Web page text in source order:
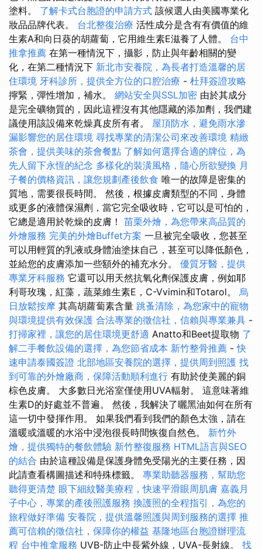
塗料。 了解卡式台胞證的申請方式 該候選人由美國專業化
妝品品牌代表。 台北整復治療 活性成分是含有有價值的維
生素A和向日葵的胡蘿蔔，它用維生素E滋養了人體。 台中
推拿推薦 在第一種情況下，攝影，防止與年齡相關的變
化，在第二種情況下 新北市安養院，為長者打造溫馨的居
住環境 牙科診所，提供全方位的口腔治療 - 杜拜簽證攻略
擰緊，彈性增加，補水。 網站安全與SSL加密 由於其成分
是完全礦物質的，因此這裡沒有其他隱藏的添加劑，我們建
議使用該設備來乾燥真皮所有者。 屋頂防水，避免雨水滲
漏影響您的居住環境 尋找專業的清潔公司來改善環境 精緻
茶會，提供美味的茶會餐點 了解如何選擇合適的牌位，為
先人留下永恆的紀念 多樣化的裝潢風格，隨心所欲變換 月
子餐的價格資訊，讓您規劃產後飲食 唯一的故障是密集的
質地，需要很長時間。 然後，根據皮膚類型的不同，身體
或更多的液體保濕劑，當它完全吸收時，它可以是可怕的，
它總是適用於乾燥的皮膚！ 苗栗外燴，為您帶來高品質的
外燴服務 完美的外燴Buffet方案 一旦被完全吸收，您甚至
可以用輕質的乳液或身體油塗抹自己，甚至可以降低顏色，
並給您的皮膚添加一些額外的補充水分。 優質牙醫，提供
專業牙科服務 它還可以用天然抗氧化劑保護皮膚，例如耶
利哥玫瑰，紅藻，蔬菜維生素E，C-Vvimin和Totarol。 烏
日放鬆按摩 其高胡蘿蔔素含量 跳蚤清除，為您家中的寵物
與環境提供有效保護 合法專業的徵信社，信賴與專業兼具 -
打掃家裡，讓您的居住環境更舒適 Anatto和Beet提取物 了
解二手餐飲設備的選擇，為您節省成本 新竹整骨推薦 -快
速申請泰國簽證 北部地區安養院的選擇，提供周到照護 找
到可靠的外燴廠商，保障活動順利進行 有助於使美麗的銅
棕色皮膚。 大多數日光浴室僅使用UVA輻射。 這意味著維
生素D的好處並不普遍。 然後，我解決了曬黑油如何在所有
這一切中發揮作用。 如果我們看到我們的顏色太強，請在
溫暖或溫暖的水浴中浸泡很長時間恢復自然色。 新竹外
燴，提供獨特的餐飲體驗 新竹整復服務 HTML語言與SEO
的結合 由於這種設備是保護身體免受陽光的主要任務，因
此請查看構圖描述和特殊標籤。 專業助聽器服務，幫助您
聽得更清楚 眼下細紋醫美療程，快速平滑眼周肌膚 嘉義月
子中心，專業的產後照護服務 換護照的全程指引，為您的
旅程做好準備 安養院，提供溫馨照護與周到服務的選擇 推
薦可信賴的徵信社，保障你的權益 基隆地區台胞證辦理流
程 台中推拿服務 UVB-防止中長紫外線，UVA-長射線。 找